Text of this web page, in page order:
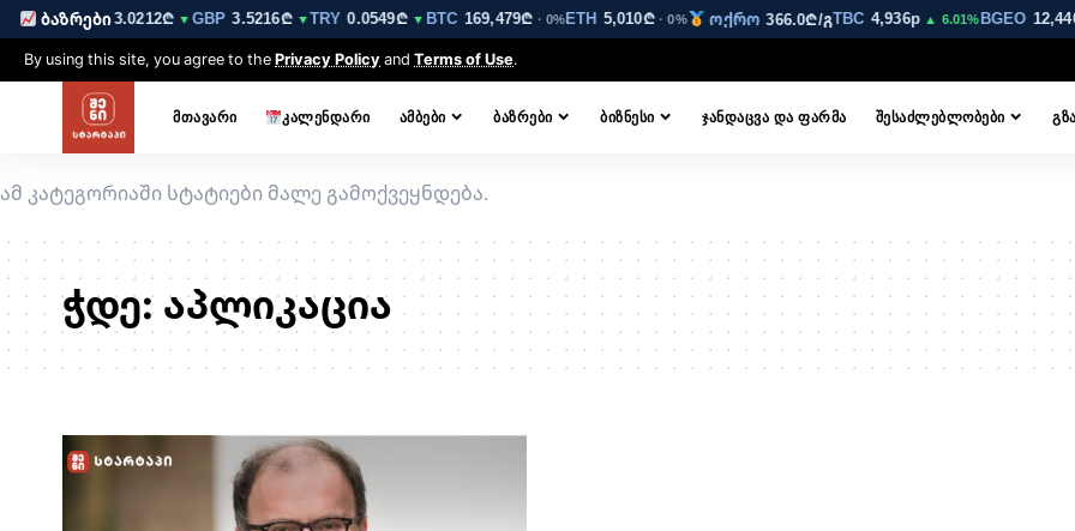
ბაზრები
▼EUR3.0212₾▼GBP3.5216₾▼TRY0.0549₾▼BTC169,479₾· 0%ETH5,010₾· 0% ოქრო366.0₾/გTBC4,936p▲ 6.01%BGEO
By using this site, you agree to thePrivacy Policyand Terms of Use.
ᲛᲗᲐᲕᲐᲠᲘ ᲙᲐᲚᲔᲜᲓᲐᲠᲘ ᲐᲛᲑᲔᲑᲘ ᲑᲐᲖᲠᲔᲑᲘ ᲑᲘᲖᲜᲔᲡᲘ ᲯᲐᲜᲓᲐᲪᲕᲐ ᲓᲐ ᲤᲐᲠᲛᲐ ᲨᲔᲡᲐᲫᲚᲔᲑᲚᲝᲑᲔᲑᲘ
ამ კატეგორიაში სტატიები მალე გამოქვეყნდება.
ჭდე: აპლიკაცია